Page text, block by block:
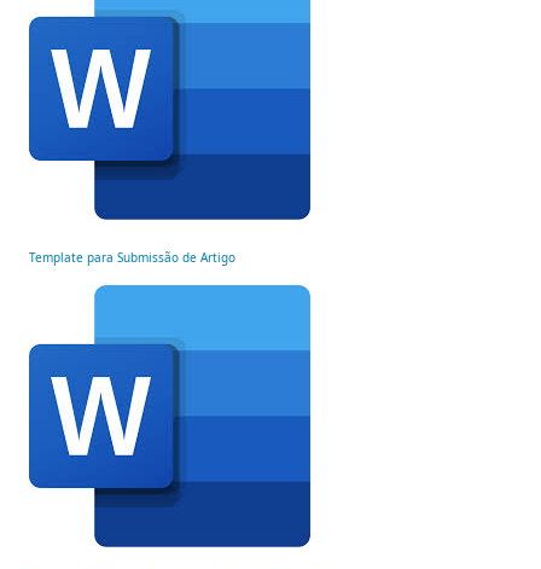
Template para Submissão de Artigo